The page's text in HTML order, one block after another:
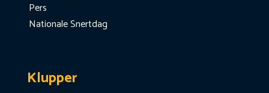
Pers
Nationale Snertdag
Klupper